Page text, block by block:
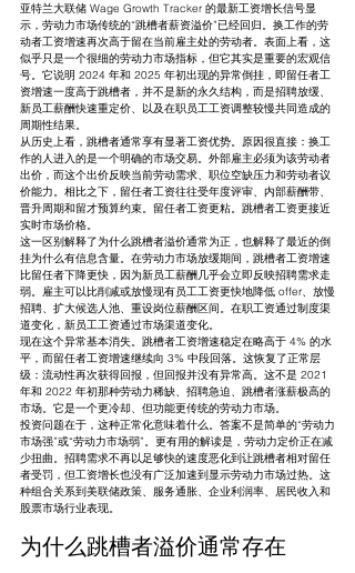
亚特兰大联储 Wage Growth Tracker 的最新工资增长信号显
示，劳动力市场传统的“跳槽者薪资溢价”已经回归。换工作的劳
动者工资增速再次高于留在当前雇主处的劳动者。表面上看，这
似乎只是一个很细的劳动力市场指标，但它其实是重要的宏观信
号。它说明 2024 年和 2025 年初出现的异常倒挂，即留任者工
资增速一度高于跳槽者，并不是新的永久结构，而是招聘放缓、
新员工薪酬快速重定价、以及在职员工工资调整较慢共同造成的
周期性结果。
从历史上看，跳槽者通常享有显著工资优势。原因很直接：换工
作的人进入的是一个明确的市场交易。外部雇主必须为该劳动者
出价，而这个出价反映当前劳动需求、职位空缺压力和劳动者议
价能力。相比之下，留任者工资往往受年度评审、内部薪酬带、
晋升周期和留才预算约束。留任者工资更粘。跳槽者工资更接近
实时市场价格。
这一区别解释了为什么跳槽者溢价通常为正，也解释了最近的倒
挂为什么有信息含量。在劳动力市场放缓期间，跳槽者工资增速
比留任者下降更快，因为新员工薪酬几乎会立即反映招聘需求走
弱。雇主可以比削减或放慢现有员工工资更快地降低 offer、放慢
招聘、扩大候选人池、重设岗位薪酬区间。在职工资通过制度渠
道变化，新员工工资通过市场渠道变化。
现在这个异常基本消失。跳槽者工资增速稳定在略高于 4% 的水
平，而留任者工资增速继续向 3% 中段回落。这恢复了正常层
级：流动性再次获得回报，但回报并没有异常高。这不是 2021
年和 2022 年初那种劳动力稀缺、招聘急迫、跳槽者涨薪极高的
市场。它是一个更冷却、但功能更传统的劳动力市场。
投资问题在于，这种正常化意味着什么。答案不是简单的“劳动力
市场强”或“劳动力市场弱”。更有用的解读是，劳动力定价正在减
少扭曲。招聘需求不再以足够快的速度恶化到让跳槽者相对留任
者受罚，但工资增长也没有广泛加速到显示劳动力市场过热。这
种组合关系到美联储政策、服务通胀、企业利润率、居民收入和
股票市场行业表现。
为什么跳槽者溢价通常存在